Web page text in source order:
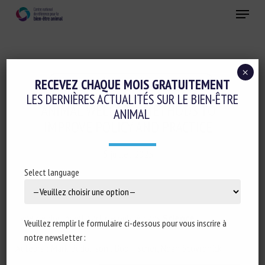
Menu
Ethique-sociologie-philosophie-droit
ANIMAL WELFARE: METHODS TO
Type de document : article publié dans
RECEVEZ CHAQUE MOIS GRATUITEMENT
LES DERNIÈRES ACTUALITÉS SUR LE BIEN-ÊTRE
ANIMAL
Select language
Veuillez remplir le formulaire ci-dessous pour vous inscrire à
notre newsletter :
×